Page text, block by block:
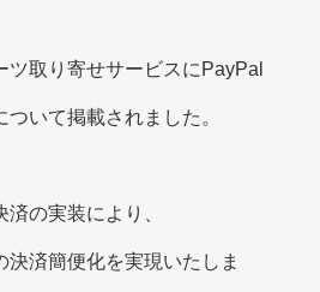
ツ取り寄せサービスにPayPal
いて掲載されました。
の実装により、
決済簡便化を実現いたしま